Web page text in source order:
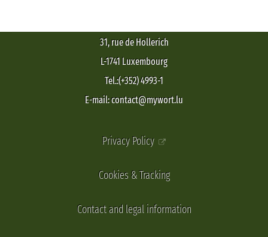
31, rue de Hollerich
L-1741 Luxembourg
Tel.:(+352) 4993-1
E-mail: contact@mywort.lu
Privacy Policy
Cookies & Tracking
Contact and legal information